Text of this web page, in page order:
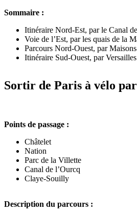
Sommaire :
Itinéraire Nord-Est, par le Canal
Voie de l’Est, par les quais de la
Parcours Nord-Ouest, par
Itinéraire Sud-Ouest, par
Sortir de Paris à vélo
Points de passage :
Châtelet
Nation
Parc de la Villette
Canal de l’Ourcq
Claye-Souilly
Description du parcours :